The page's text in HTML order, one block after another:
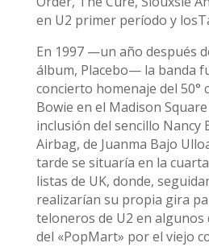
en U2 primer período y
En 1997 —un año después
álbum, Placebo— la banda
concierto homenaje del 50°
Bowie en el Madison
inclusión del sencillo Nancy
Airbag, de Juanma Bajo
tarde se situaría en la
listas de UK, donde,
realizarían su propia gira​
teloneros de U2 en algunos
del «PopMart» por el viejo